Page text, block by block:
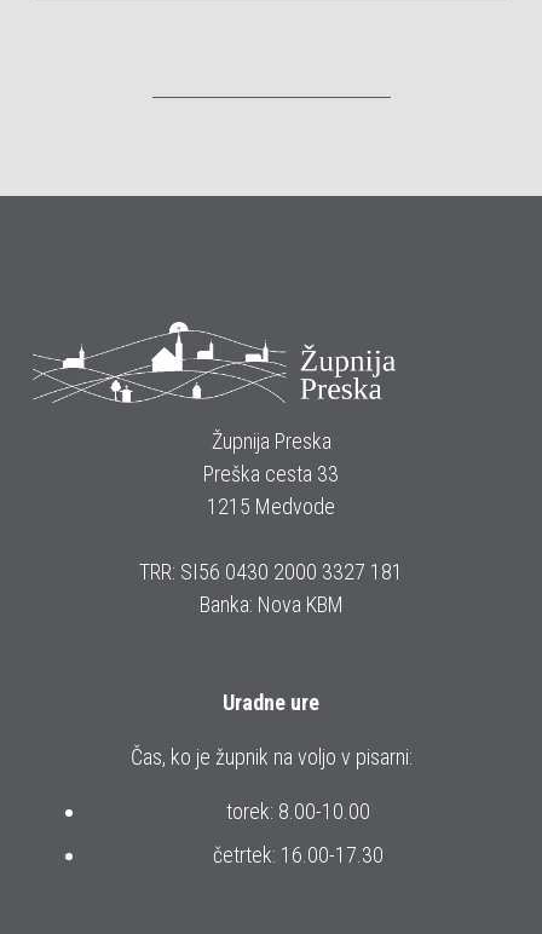
Župnija Preska
Preška cesta 33
1215 Medvode
TRR: SI56 0430 2000 3327 181
Banka: Nova KBM
Uradne ure
Čas, ko je župnik na voljo v pisarni:
torek: 8.00-10.00
četrtek: 16.00-17.30